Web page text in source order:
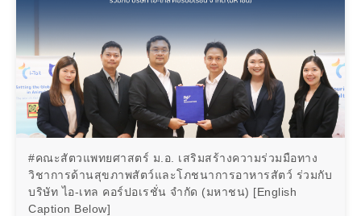
#คณะสัตวแพทยศาสตร์ ม.อ. เสริมสร้างความร่วมมือทาง
วิชาการด้านสุขภาพสัตว์และโภชนาการอาหารสัตว์ ร่วมกับ
บริษัท ไอ-เทล คอร์ปอเรชั่น จำกัด (มหาชน) [English
Caption Below]